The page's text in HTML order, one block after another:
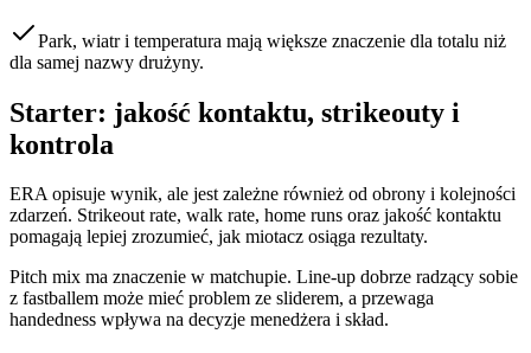
Park, wiatr i temperatura mają większe znaczenie dla totalu niż
dla samej nazwy drużyny.
Starter: jakość kontaktu, strikeouty i
kontrola
ERA opisuje wynik, ale jest zależne również od obrony i kolejności
zdarzeń. Strikeout rate, walk rate, home runs oraz jakość kontaktu
pomagają lepiej zrozumieć, jak miotacz osiąga rezultaty.
Pitch mix ma znaczenie w matchupie. Line-up dobrze radzący sobie
z fastballem może mieć problem ze sliderem, a przewaga
handedness wpływa na decyzje menedżera i skład.